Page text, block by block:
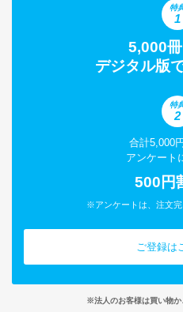
特
1
5,000
デジタル版
特
2
合計5,000
アンケート
500円
※アンケートは、注文
ご登録は
※法人のお客様は買い物か